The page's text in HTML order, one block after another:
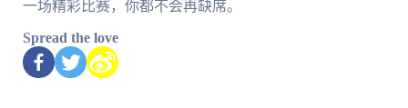
一场精彩比赛，你都不会再缺席。
Spread the love